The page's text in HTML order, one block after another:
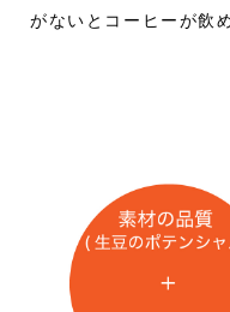
がないとコーヒーが飲